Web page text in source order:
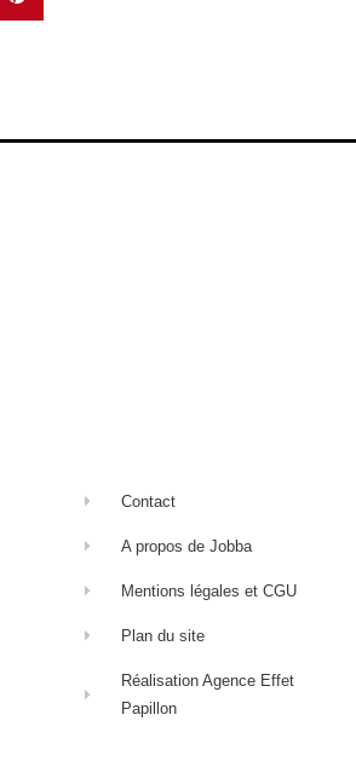
Contact
A propos de Jobba
Mentions légales et CGU
Plan du site
Réalisation Agence Effet
Papillon